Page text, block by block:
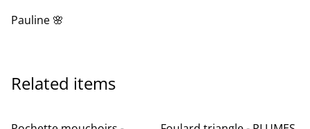
Pauline 🌸
Related items